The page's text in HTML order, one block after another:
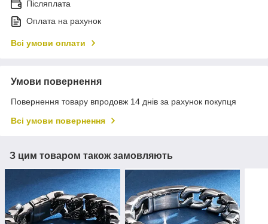
Післяплата
Оплата на рахунок
Всі умови оплати
Умови повернення
Повернення товару впродовж 14 днів за рахунок покупця
Всі умови повернення
З цим товаром також замовляють